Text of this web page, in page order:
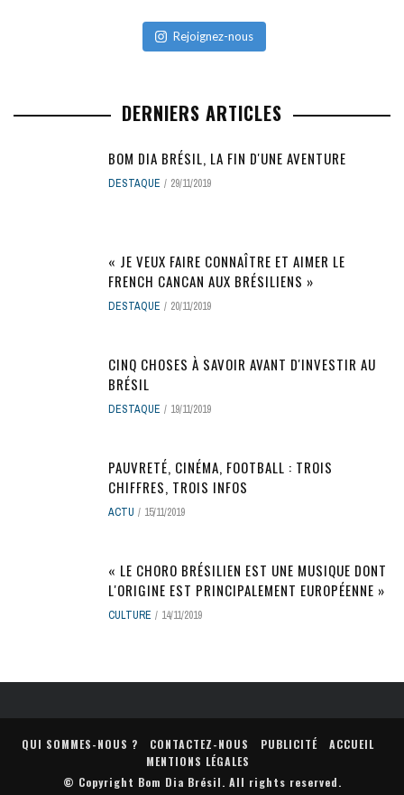
Rejoignez-nous
DERNIERS ARTICLES
BOM DIA BRÉSIL, LA FIN D'UNE AVENTURE
DESTAQUE 29/11/2019
« JE VEUX FAIRE CONNAÎTRE ET AIMER LE
FRENCH CANCAN AUX BRÉSILIENS »
DESTAQUE 20/11/2019
CINQ CHOSES À SAVOIR AVANT D'INVESTIR AU
BRÉSIL
DESTAQUE 19/11/2019
PAUVRETÉ, CINÉMA, FOOTBALL : TROIS
CHIFFRES, TROIS INFOS
ACTU 15/11/2019
« LE CHORO BRÉSILIEN EST UNE MUSIQUE DONT
L'ORIGINE EST PRINCIPALEMENT EUROPÉENNE »
CULTURE 14/11/2019
QUI SOMMES-NOUS ? CONTACTEZ-NOUS PUBLICITÉ
ACCUEIL
MENTIONS LÉGALES
© Copyright Bom Dia Brésil. All rights reserved.